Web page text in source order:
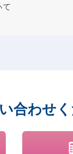
合わせ